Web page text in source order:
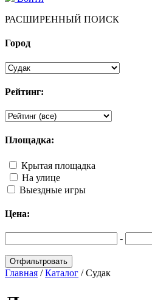
РАСШИРЕННЫЙ ПОИСК
Город
Рейтинг:
Площадка:
Крытая площадка
На улице
Выездные игры
Цена:
-
Главная /Каталог /Судак